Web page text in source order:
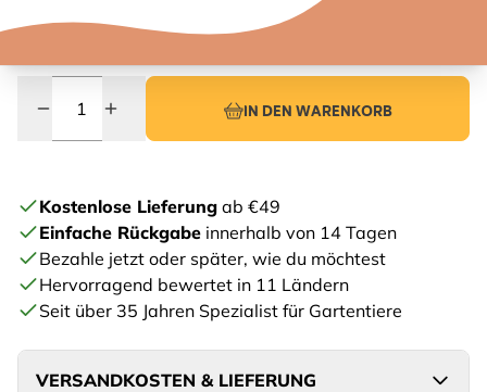
AUF LAGER Lieferzeit: 2-3 Werktage
IN DEN WARENKORB
Kostenlose Lieferung ab €49
Einfache Rückgabe innerhalb von 14 Tagen
Bezahle jetzt oder später, wie du möchtest
Hervorragend bewertet in 11 Ländern
Seit über 35 Jahren Spezialist für Gartentiere
VERSANDKOSTEN & LIEFERUNG